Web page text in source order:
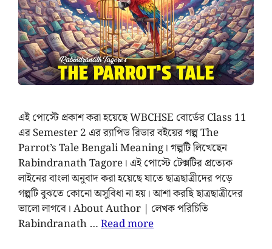
এই পোস্টে প্রকাশ করা হয়েছে WBCHSE বোর্ডের Class 11
এর Semester 2 এর র‌্যাপিড রিডার বইয়ের গল্প The
Parrot’s Tale Bengali Meaning। গল্পটি লিখেছেন
Rabindranath Tagore। এই পোস্টে টেক্সটির প্রত্যেক
লাইনের বাংলা অনুবাদ করা হয়েছে যাতে ছাত্রছাত্রীদের পড়ে
গল্পটি বুঝতে কোনো অসুবিধা না হয়। আশা করছি ছাত্রছাত্রীদের
ভালো লাগবে। About Author | লেখক পরিচিতি
Rabindranath …Read more